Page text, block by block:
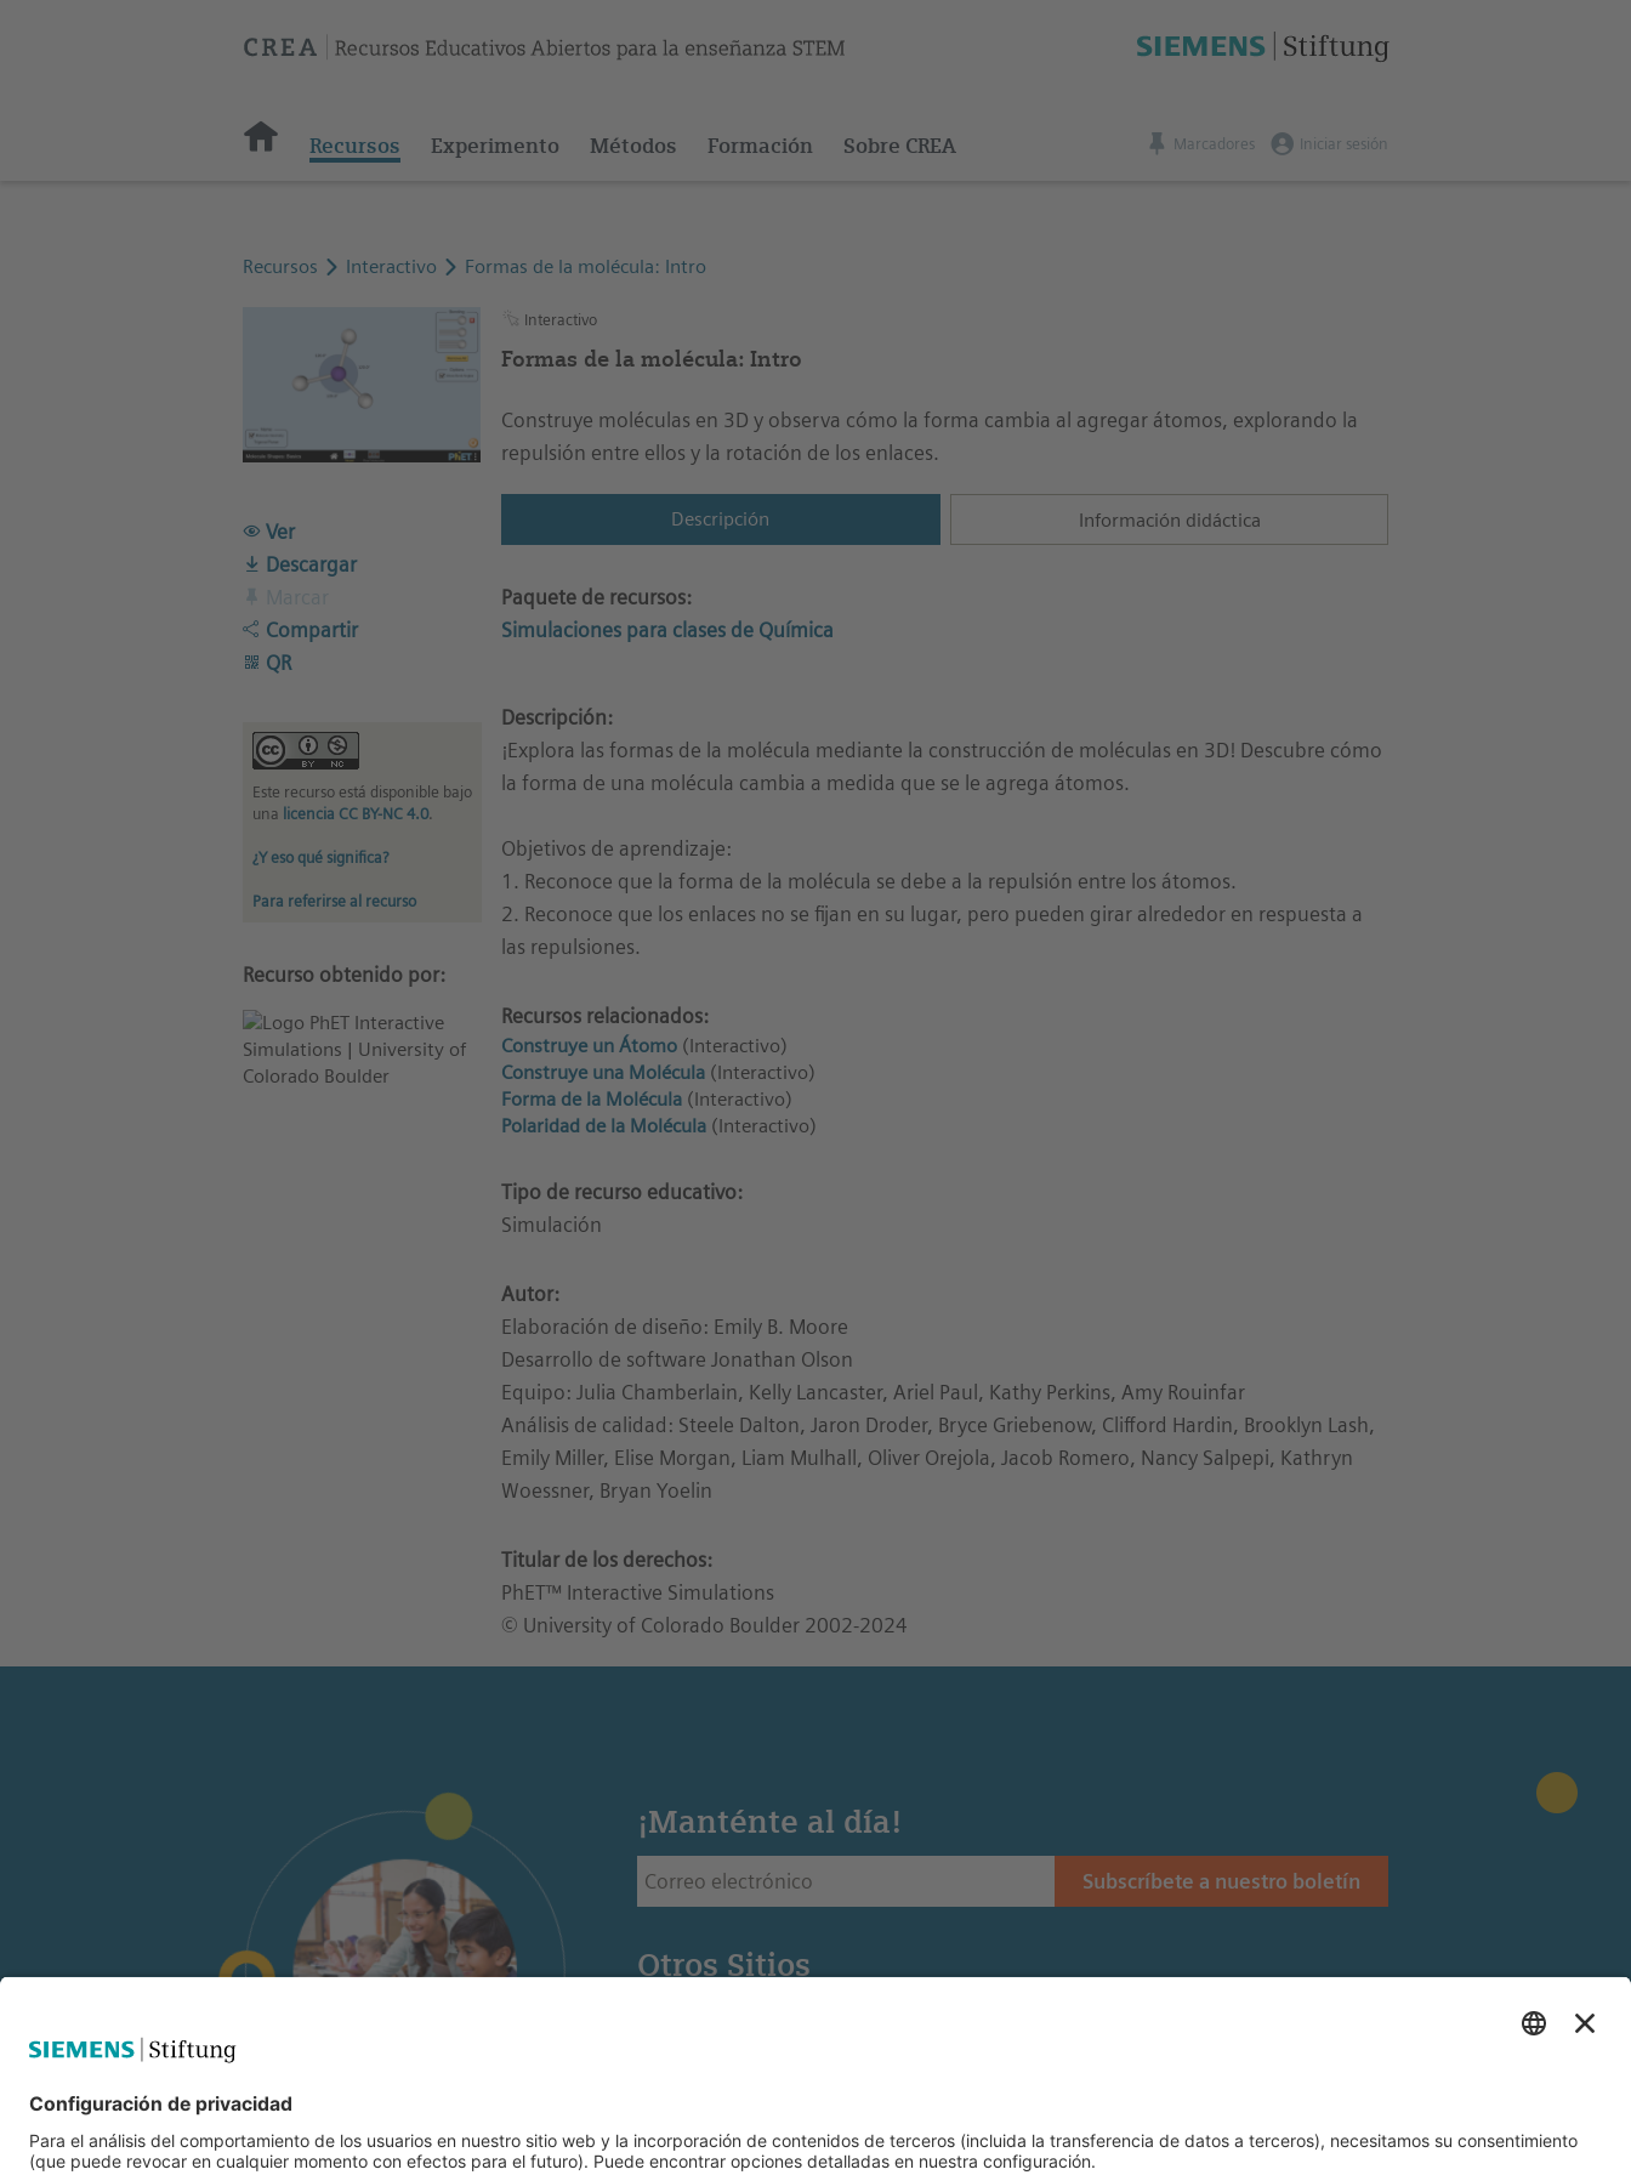
Recursos Experimento Métodos Formación Sobre CREA Marcadores Iniciar sesión
Recursos Interactivo Formas de la molécula: Intro
Ver
Descargar
Compartir
QR
Este recurso está disponible bajo
una licencia CC BY-NC 4.0.
¿Y eso qué significa?
Para referirse al recurso
Recurso obtenido por:
Interactivo
Formas de la molécula: Intro
Construye moléculas en 3D y observa cómo la forma cambia al agregar átomos, explorando la
repulsión entre ellos y la rotación de los enlaces.
Descripción Información didáctica
Paquete de recursos:
Simulaciones para clases de Química
Descripción:
¡Explora las formas de la molécula mediante la construcción de moléculas en 3D! Descubre cómo
la forma de una molécula cambia a medida que se le agrega átomos.
Objetivos de aprendizaje:
1. Reconoce que la forma de la molécula se debe a la repulsión entre los átomos.
2. Reconoce que los enlaces no se fijan en su lugar, pero pueden girar alrededor en respuesta a
las repulsiones.
Recursos relacionados:
Construye un Átomo (Interactivo)
Construye una Molécula (Interactivo)
Forma de la Molécula (Interactivo)
Polaridad de la Molécula (Interactivo)
Tipo de recurso educativo:
Simulación
Autor:
Elaboración de diseño: Emily B. Moore
Desarrollo de software Jonathan Olson
Equipo: Julia Chamberlain, Kelly Lancaster, Ariel Paul, Kathy Perkins, Amy Rouinfar
Análisis de calidad: Steele Dalton, Jaron Droder, Bryce Griebenow, Clifford Hardin, Brooklyn Lash,
Emily Miller, Elise Morgan, Liam Mulhall, Oliver Orejola, Jacob Romero, Nancy Salpepi, Kathryn
Woessner, Bryan Yoelin
Titular de los derechos:
PhET™ Interactive Simulations
© University of Colorado Boulder 2002-2024
¡Manténte al día!
Subscríbete a nuestro boletín
Otros Sitios